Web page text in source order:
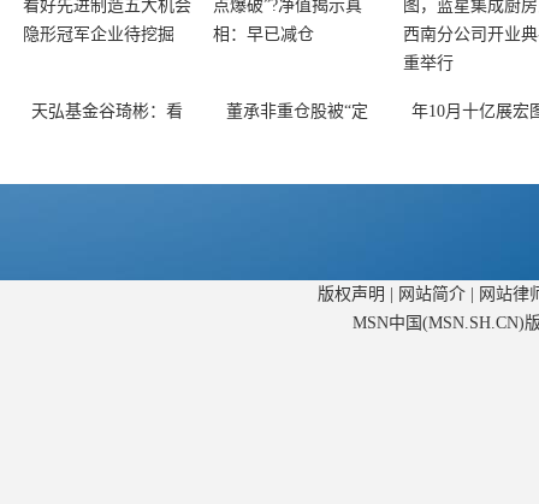
天弘基金谷琦彬：看 董承非重仓股被“定 年10月十亿展宏
版权声明 网站简介|
网站律
MSN中国(MSN.SH.CN)